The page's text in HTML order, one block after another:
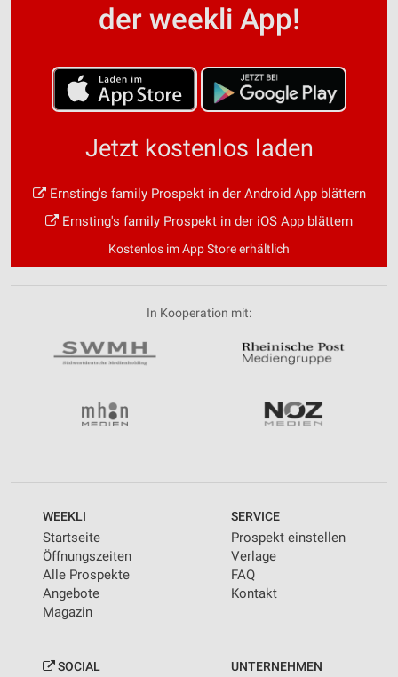
der weekli App!
Jetzt kostenlos laden
Ernsting's family Prospekt in der Android App blättern
Ernsting's family Prospekt in der iOS App blättern
Kostenlos im App Store erhältlich
In Kooperation mit:
WEEKLI
Startseite
Öffnungszeiten
Alle Prospekte
Angebote
Magazin
SERVICE
Prospekt einstellen
Verlage
FAQ
Kontakt
SOCIAL UNTERNEHMEN